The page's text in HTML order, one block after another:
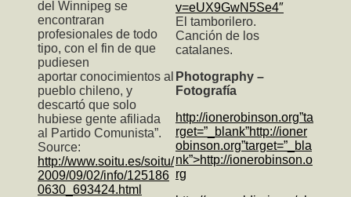
del Winnipeg se
encontraran
profesionales de todo
tipo, con el fin de que
pudiesen
aportar conocimientos al
pueblo chileno, y
descartó que solo
hubiese gente afiliada
al Partido Comunista”.
Source:
http://www.soitu.es/soitu/
2009/09/02/info/125186
0630_693424.html
v=eUX9GwN5Se4″
El tamborilero.
Canción de los
catalanes.
Photography –
Fotografía
http://ionerobinson.org”ta
rget=”_blank”http://ioner
obinson.org”target=”_bla
nk”>http://ionerobinson.o
rg